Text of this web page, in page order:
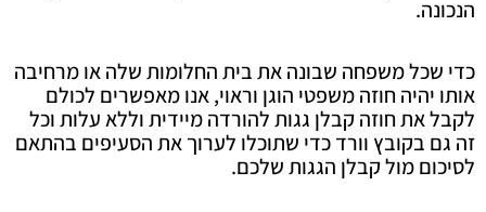
הנכונה.
כדי שכל משפחה שבונה את בית החלומות שלה או מרחיבה
אותו יהיה חוזה משפטי הוגן וראוי, אנו מאפשרים לכולם
לקבל את חוזה קבלן גגות להורדה מיידית וללא עלות וכל
זה גם בקובץ וורד כדי שתוכלו לערוך את הסעיפים בהתאם
לסיכום מול קבלן הגגות שלכם.